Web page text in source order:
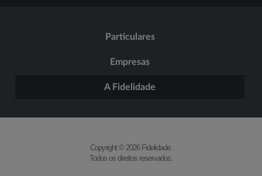
Particulares
Empresas
A Fidelidade
Copyright © 2026 Fidelidade.
Todos os direitos reservados.